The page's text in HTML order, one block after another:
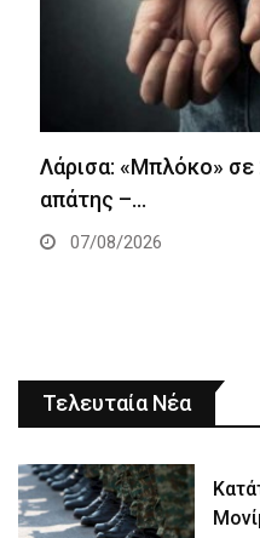
Λάρισα: «Μπλόκο» σε
απάτης –…
07/08/2026
Τελευταία Νέα